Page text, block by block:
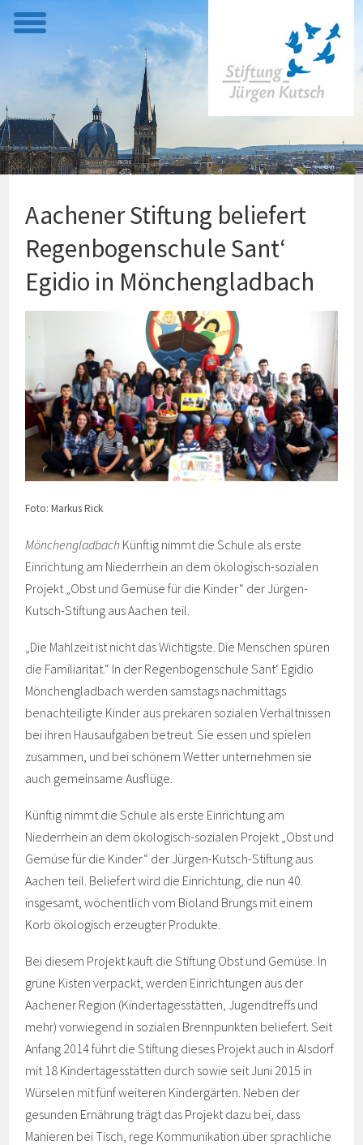
e
m
Aachener Stiftung beliefert
Regenbogenschule Sant‘
Egidio in Mönchengladbach
Foto: Markus Rick
Mönchengladbach Künftig nimmt die Schule als erste
Einrichtung am Niederrhein an dem ökologisch-sozialen
Projekt „Obst und Gemüse für die Kinder“ der Jürgen-
Kutsch-Stiftung aus Aachen teil.
„Die Mahlzeit ist nicht das Wichtigste. Die Menschen spüren
die Familiarität.“ In der Regenbogenschule Sant‘ Egidio
Mönchengladbach werden samstags nachmittags
benachteiligte Kinder aus prekären sozialen Verhältnissen
bei ihren Hausaufgaben betreut. Sie essen und spielen
zusammen, und bei schönem Wetter unternehmen sie
auch gemeinsame Ausflüge.
Künftig nimmt die Schule als erste Einrichtung am
Niederrhein an dem ökologisch-sozialen Projekt „Obst und
Gemüse für die Kinder“ der Jürgen-Kutsch-Stiftung aus
Aachen teil. Beliefert wird die Einrichtung, die nun 40.
insgesamt, wöchentlich vom Bioland Brungs mit einem
Korb ökologisch erzeugter Produkte.
Bei diesem Projekt kauft die Stiftung Obst und Gemüse. In
grüne Kisten verpackt, werden Einrichtungen aus der
Aachener Region (Kindertagesstätten, Jugendtreffs und
mehr) vorwiegend in sozialen Brennpunkten beliefert. Seit
Anfang 2014 führt die Stiftung dieses Projekt auch in Alsdorf
mit 18 Kindertagesstätten durch sowie seit Juni 2015 in
Würselen mit fünf weiteren Kindergärten. Neben der
gesunden Ernährung trägt das Projekt dazu bei, dass
Manieren bei Tisch, rege Kommunikation über sprachliche